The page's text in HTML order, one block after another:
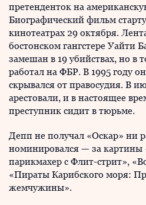
претенденток на
Биографический фильм
кинотеатрах 29 октября.
бостонском гангстере Уайти
замешан в 19 убийствах, но в
работал на ФБР. В 1995 году
скрывался от правосудия. В
арестовали, и в настоящее
преступник сидит в тюрьме.
Депп не получал «Оскар» ни
номинировался — за
парикмахер с Флит-стрит»,
«Пираты Карибского моря:
жемчужины».